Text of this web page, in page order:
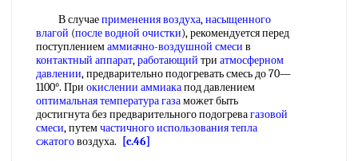
В случаеприменения воздуха,насыщенного
влагой (после водной очистки), рекомендуется перед
поступлениемаммиачно-воздушной смеси в
контактный аппарат,работающий три атмосферном
давлении, предварительно подогревать смесь до 70—
1100°. При окислении аммиакапод давлением
оптимальная температура газаможет быть
достигнута без предварительного подогревагазовой
смеси, путемчастичного использованиятепла
сжатоговоздуха.
[c.46]